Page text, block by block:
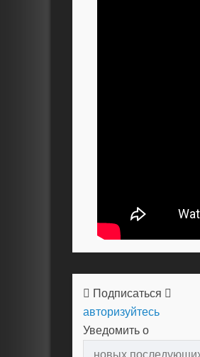
Подписаться
авторизуйтесь
Уведомить о